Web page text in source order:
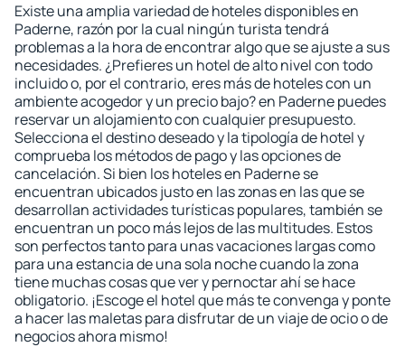
Existe una amplia variedad de hoteles disponibles en
Paderne, razón por la cual ningún turista tendrá
problemas a la hora de encontrar algo que se ajuste a sus
necesidades. ¿Prefieres un hotel de alto nivel con todo
incluido o, por el contrario, eres más de hoteles con un
ambiente acogedor y un precio bajo? en Paderne puedes
reservar un alojamiento con cualquier presupuesto.
Selecciona el destino deseado y la tipología de hotel y
comprueba los métodos de pago y las opciones de
cancelación. Si bien los hoteles en Paderne se
encuentran ubicados justo en las zonas en las que se
desarrollan actividades turísticas populares, también se
encuentran un poco más lejos de las multitudes. Estos
son perfectos tanto para unas vacaciones largas como
para una estancia de una sola noche cuando la zona
tiene muchas cosas que ver y pernoctar ahí se hace
obligatorio. ¡Escoge el hotel que más te convenga y ponte
a hacer las maletas para disfrutar de un viaje de ocio o de
negocios ahora mismo!